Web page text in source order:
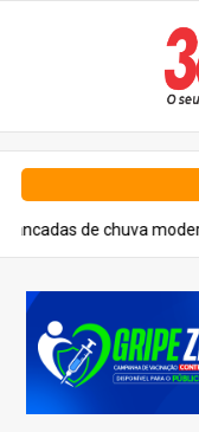
moderadas a fortes